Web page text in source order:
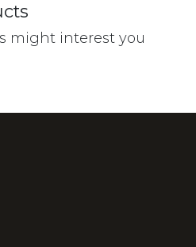
might interest you